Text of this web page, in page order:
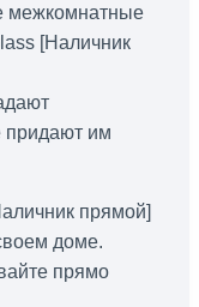
межкомнатные
[Наличник
придают им
прямой]
доме.
прямо